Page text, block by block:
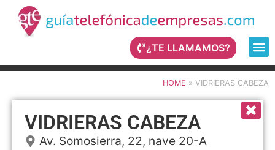
¿TE LLAMAMOS?
HOME » VIDRIERAS CABEZA
VIDRIERAS CABEZA
Av. Somosierra, 22, nave 20-A